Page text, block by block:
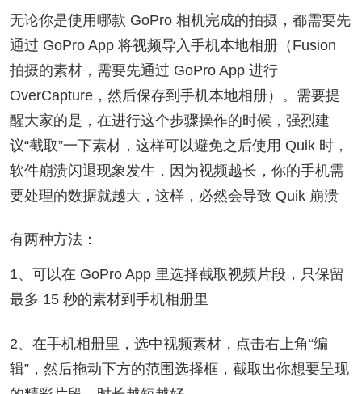
无论你是使用哪款 GoPro 相机完成的拍摄，都需要先
通过 GoPro App 将视频导入手机本地相册（Fusion
拍摄的素材，需要先通过 GoPro App 进行
OverCapture，然后保存到手机本地相册）。需要提
醒大家的是，在进行这个步骤操作的时候，强烈建
议“截取”一下素材，这样可以避免之后使用 Quik 时，
软件崩溃闪退现象发生，因为视频越长，你的手机需
要处理的数据就越大，这样，必然会导致 Quik 崩溃
有两种方法：
1、可以在 GoPro App 里选择截取视频片段，只保留
最多 15 秒的素材到手机相册里
2、在手机相册里，选中视频素材，点击右上角“编
辑”，然后拖动下方的范围选择框，截取出你想要呈现